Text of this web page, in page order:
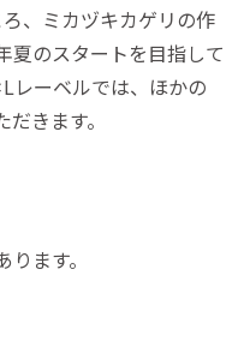
、ミカヅキカゲリの作
夏のスタートを目指して
ーベルでは、ほかの
きます。
ます。